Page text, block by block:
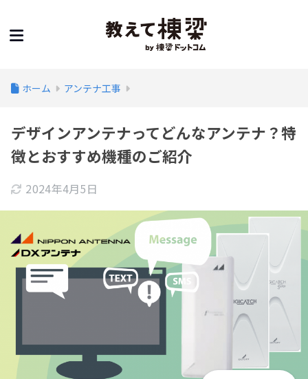
ホーム アンテナ工事
デザインアンテナってどんなアンテナ？特
徴とおすすめ機種のご紹介
2024年4月5日